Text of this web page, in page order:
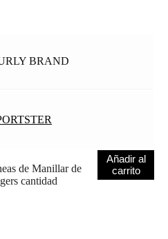
BRAND
de Manillar de
cantidad
Añadir al
carrito